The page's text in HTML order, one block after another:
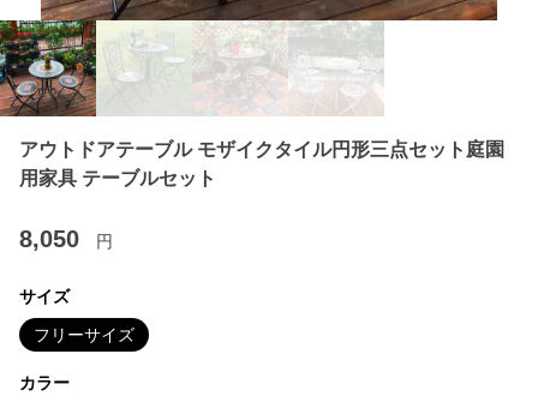
アウトドアテーブル モザイクタイル円形三点セット庭園
用家具 テーブルセット
8,050 円
サイズ
フリーサイズ
カラー